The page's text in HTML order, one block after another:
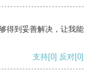
得到妥善解决，让我能
支持[0] 反对[0]